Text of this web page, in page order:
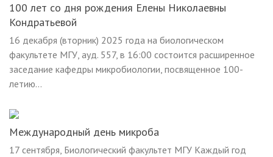
100 лет со дня рождения Елены Николаевны
Кондратьевой
16 декабря (вторник) 2025 года на биологическом
факультете МГУ, ауд. 557, в 16:00 состоится расширенное
заседание кафедры микробиологии, посвященное 100-
летию...
Международный день микроба
17 сентября, Биологический факультет МГУ Каждый год